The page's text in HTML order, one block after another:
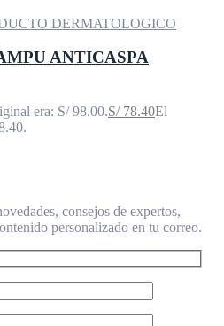
DERMATOLOGICO
ANTICASPA
era: S/ 98.00.S/78.40El
consejos de expertos,
personalizado en tu correo.